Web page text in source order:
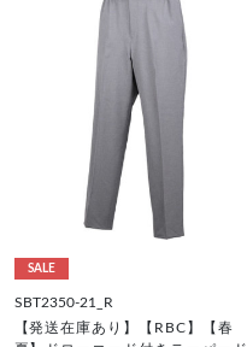
SALE
SBT2350-21_R
【発送在庫あり】【RBC】【春